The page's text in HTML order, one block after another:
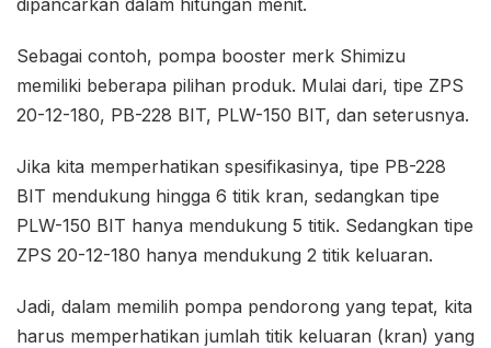
Sebagai contoh, pompa booster merk Shimizu
memiliki beberapa pilihan produk. Mulai dari, tipe ZPS
20-12-180, PB-228 BIT, PLW-150 BIT, dan seterusnya.
Jika kita memperhatikan spesifikasinya, tipe PB-228
BIT mendukung hingga 6 titik kran, sedangkan tipe
PLW-150 BIT hanya mendukung 5 titik. Sedangkan tipe
ZPS 20-12-180 hanya mendukung 2 titik keluaran.
Jadi, dalam memilih pompa pendorong yang tepat, kita
harus memperhatikan jumlah titik keluaran (kran) yang